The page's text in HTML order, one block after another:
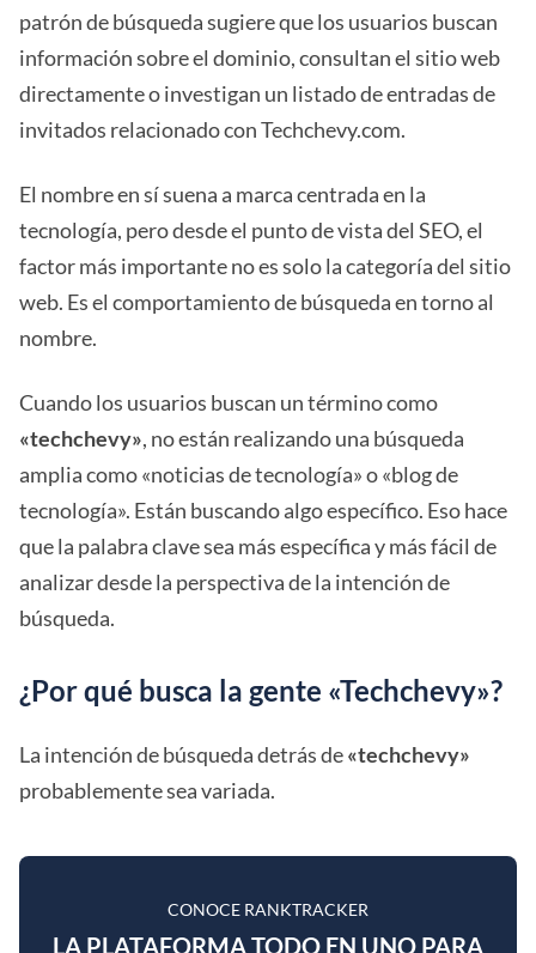
patrón de búsqueda sugiere que los usuarios buscan
información sobre el dominio, consultan el sitio web
directamente o investigan un listado de entradas de
invitados relacionado con Techchevy.com.
El nombre en sí suena a marca centrada en la
tecnología, pero desde el punto de vista del SEO, el
factor más importante no es solo la categoría del sitio
web. Es el comportamiento de búsqueda en torno al
nombre.
Cuando los usuarios buscan un término como
«techchevy», no están realizando una búsqueda
amplia como «noticias de tecnología» o «blog de
tecnología». Están buscando algo específico. Eso hace
que la palabra clave sea más específica y más fácil de
analizar desde la perspectiva de la intención de
búsqueda.
¿Por qué busca la gente «Techchevy»?
La intención de búsqueda detrás de«techchevy»
probablemente sea variada.
CONOCE RANKTRACKER
LA PLATAFORMA TODO EN UNO PARA